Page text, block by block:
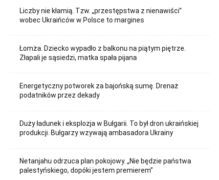
Liczby nie kłamią. Tzw. „przestępstwa z nienawiści”
wobec Ukraińców w Polsce to margines
Łomża. Dziecko wypadło z balkonu na piątym piętrze.
Złapali je sąsiedzi, matka spała pijana
Energetyczny potworek za bajońską sumę. Drenaż
podatników przez dekady
Duży ładunek i eksplozja w Bułgarii. To był dron ukraińskiej
produkcji. Bułgarzy wzywają ambasadora Ukrainy
Netanjahu odrzuca plan pokojowy. „Nie będzie państwa
palestyńskiego, dopóki jestem premierem”